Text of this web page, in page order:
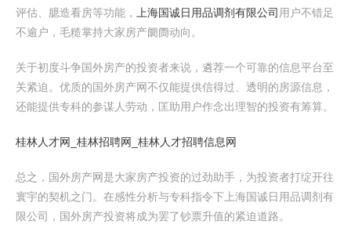
评估、臆造看房等功能，
上海国诚日用品调剂有限公司 用户不错足
不逾户，毛糙掌持大家房产阛阓动向。
关于初度斗争国外房产的投资者来说，遴荐一个可靠的信息平台至
关紧迫。优质的国外房产网不仅能提供信得过、透明的房源信息，
还能提供专科的参谋人劳动，匡助用户作念出理智的投资有筹算。
桂林人才网_桂林招聘网_桂林人才招聘信息网
总之，国外房产网是大家房产投资的过劲助手，为投资者打绽开往
寰宇的契机之门。在感性分析与专科指令下上海国诚日用品调剂有
限公司，国外房产投资将成为罢了钞票升值的紧迫道路。